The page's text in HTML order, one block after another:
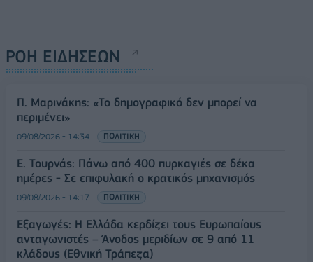
ΡΟΗ ΕΙΔΗΣΕΩΝ
Π. Μαρινάκης: «Το δημογραφικό δεν μπορεί να
περιμένει»
09/08/2026 - 14:34 ΠΟΛΙΤΙΚΗ
Ε. Τουρνάς: Πάνω από 400 πυρκαγιές σε δέκα
ημέρες - Σε επιφυλακή ο κρατικός μηχανισμός
09/08/2026 - 14:17 ΠΟΛΙΤΙΚΗ
Εξαγωγές: Η Ελλάδα κερδίζει τους Ευρωπαίους
ανταγωνιστές – Άνοδος μεριδίων σε 9 από 11
κλάδους (Εθνική Τράπεζα)